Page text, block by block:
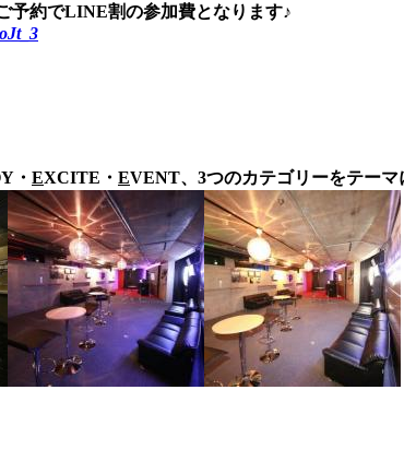
約でLINE割の参加費となります♪
・ EXCITE・ EVENT、3つのカテゴリーをテーマ